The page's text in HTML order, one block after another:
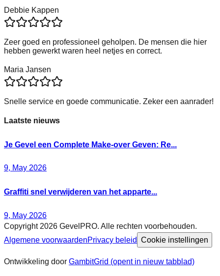
Debbie Kappen
Zeer goed en professioneel geholpen. De mensen die hier
hebben gewerkt waren heel netjes en correct.
Maria Jansen
Snelle service en goede communicatie. Zeker een aanrader!
Laatste nieuws
Je Gevel een Complete Make-over Geven: Re...
9, May 2026
Graffiti snel verwijderen van het apparte...
9, May 2026
Copyright 2026 GevelPRO. Alle rechten voorbehouden.
Algemene voorwaardenPrivacy beleid Cookie instellingen
Ontwikkeling door GambitGrid (opent in nieuw tabblad)